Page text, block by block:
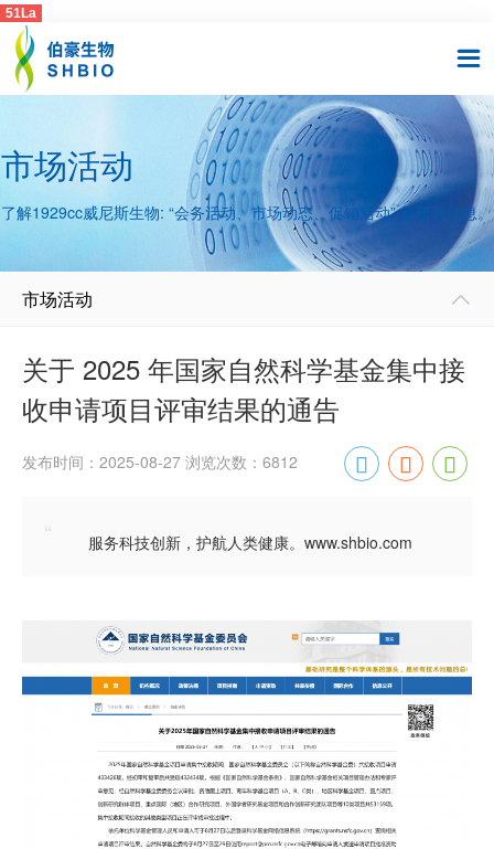
51La

市场活动
了解1929cc威尼斯生物: “会务活动、市场动态、促销活动” 等相关信息。
市场活动 
关于 2025 年国家自然科学基金集中接
收申请项目评审结果的通告
发布时间：2025-08-27 浏览次数：6812
“ 服务科技创新，护航人类健康。www.shbio.com